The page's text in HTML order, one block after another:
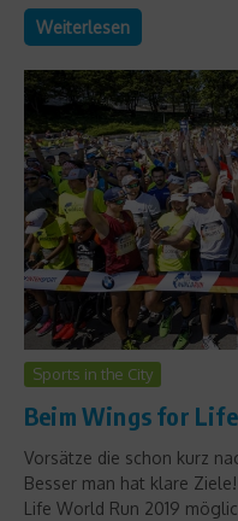
Weiterlesen
Sports in the City
Beim Wings for
Vorsätze die schon kurz
Besser man hat klare
Life World Run 2019